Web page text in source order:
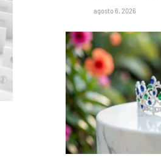
agosto 6, 2026